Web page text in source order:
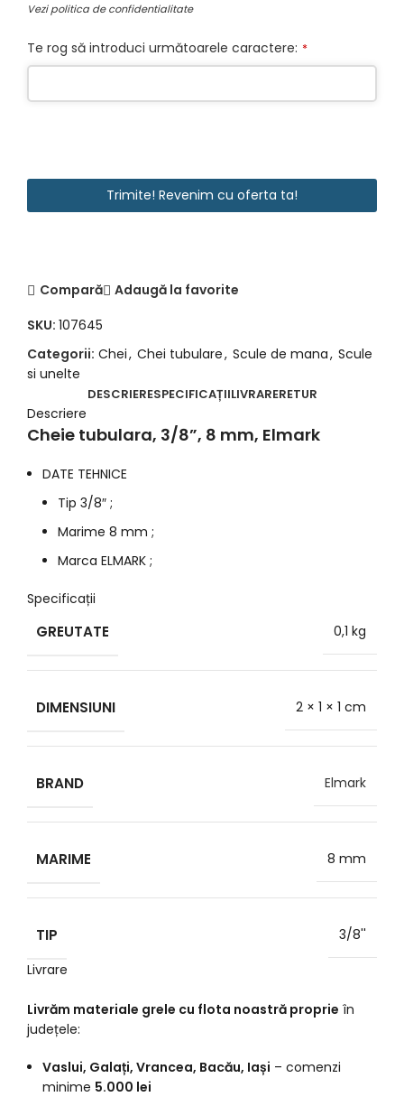
Vezipolitica de confidentialitate
Te rog să introduci următoarele caractere: *
Trimite! Revenim cu oferta ta!
Compară
Adaugă la favorite
SKU: 107645
Categorii: Chei, Chei tubulare, Scule de mana, Scule
si unelte
DESCRIERESPECIFICAȚIILIVRARERETUR
Descriere
Cheie tubulara, 3/8”, 8 mm, Elmark
DATE TEHNICE
Tip 3/8″ ;
Marime 8 mm ;
Marca ELMARK ;
Specificații
GREUTATE 0,1 kg
DIMENSIUNI 2 × 1 × 1 cm
BRAND Elmark
MARIME 8 mm
TIP
3/8''
Livrare
Livrăm materiale grele cu flota noastră proprie în
județele:
Vaslui, Galați, Vrancea, Bacău, Iași – comenzi
minime 5.000 lei